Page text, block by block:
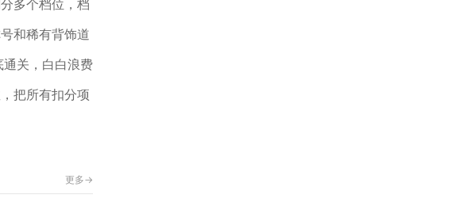
多个档位，档
和稀有背饰道
关，白白浪费
把所有扣分项
更多->